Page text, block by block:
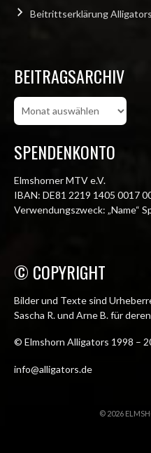
Beitrittserklärung Alligators
BEITRAGSARCHIV
Beitragsarchiv
SPENDENKONTO
Elmshorner MTV e.V.
IBAN: DE81 2219 1405 0017
Verwendungszweck: „Name“
© COPYRIGHT
Bilder und Texte sind
Sascha R. und Arne B. für
© Elmshorn Alligators 1998 –
info@alligators.de
© 2026